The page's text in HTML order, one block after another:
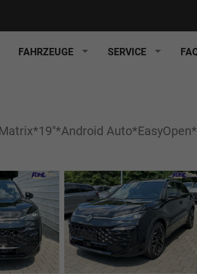
FAHRZEUGE SERVICE